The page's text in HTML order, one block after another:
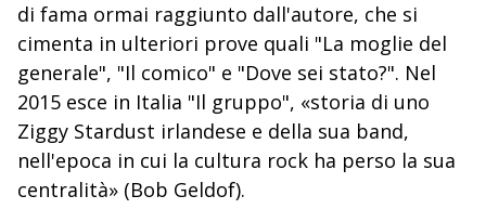
di fama ormai raggiunto dall'autore, che si
cimenta in ulteriori prove quali "La moglie del
generale", "Il comico" e "Dove sei stato?". Nel
2015 esce in Italia "Il gruppo", «storia di uno
Ziggy Stardust irlandese e della sua band,
nell'epoca in cui la cultura rock ha perso la sua
centralità» (Bob Geldof).